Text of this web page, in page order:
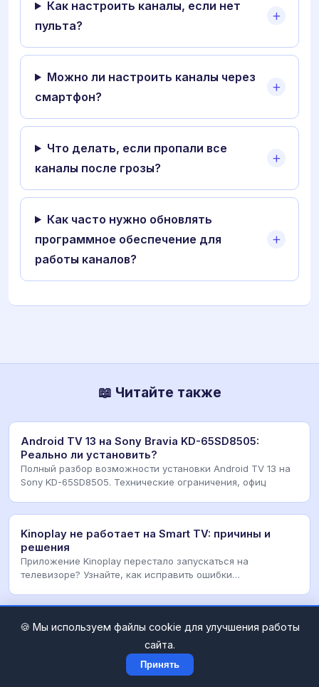
Как настроить каналы, если нет
пульта?
Можно ли настроить каналы через
смартфон?
Что делать, если пропали все
каналы после грозы?
Как часто нужно обновлять
программное обеспечение для
работы каналов?
📖 Читайте также
Android TV 13 на Sony Bravia KD-65SD8505:
Реально ли установить?
Полный разбор возможности установки Android TV 13 на
Sony KD-65SD8505. Технические ограничения, офиц
Kinoplay не работает на Smart TV: причины и
решения
Приложение Kinoplay перестало запускаться на
телевизоре? Узнайте, как исправить ошибки
Как обновить телевизор Bravis с флешки:
пошаговая инструкция
Узнайте, как обновить телевизор Бравис с флешки.
Подробная инструкция по прошивке, скачиванию ПО и у
🍪 Мы используем файлы cookie для улучшения работы
сайта.
Принять